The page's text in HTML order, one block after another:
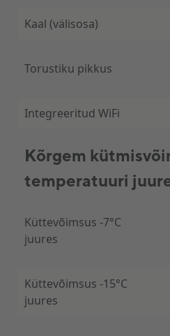
Kaal (välisosa)
Torustiku pikkus
Integreeritud WiFi
Kõrgem
temperatuuri
Küttevõimsus -7°C
juures
Küttevõimsus -15°C
juures